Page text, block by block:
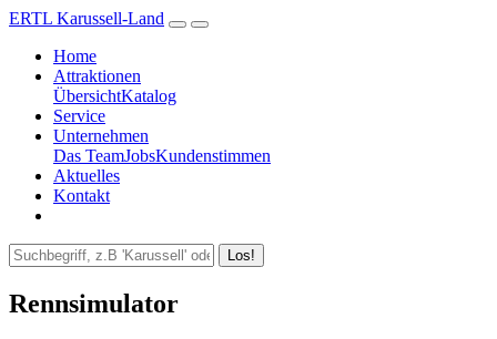
ERTL Karussell-Land
Home
Attraktionen
ÜbersichtKatalog
Service
Unternehmen
Das TeamJobsKundenstimmen
Aktuelles
Kontakt
Los!
Rennsimulator